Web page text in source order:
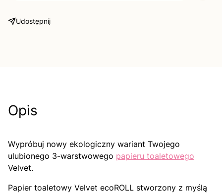
Udostępnij
Opis
Wypróbuj nowy ekologiczny wariant Twojego
ulubionego 3-warstwowego papieru toaletowego
Velvet.
Papier toaletowy Velvet ecoROLL stworzony z myślą